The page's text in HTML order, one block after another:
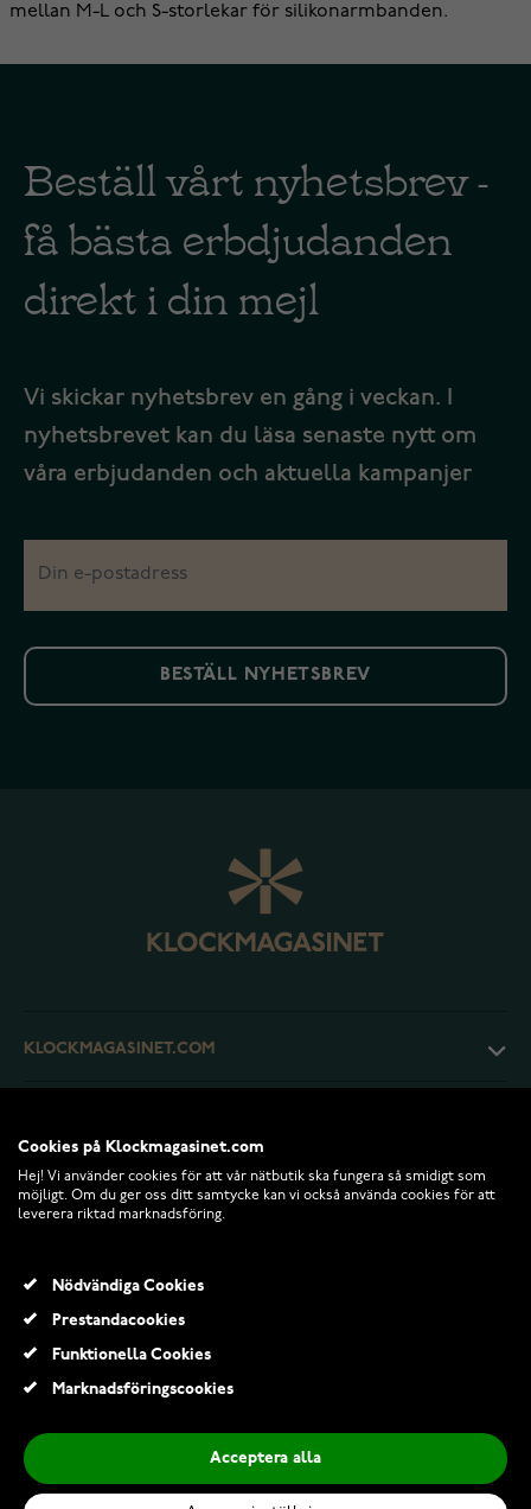
mellan M-L och S-storlekar för silikonarmbanden.
Beställ vårt nyhetsbrev -
få bästa erbdjudanden
direkt i din mejl
Vi skickar nyhetsbrev en gång i veckan. I
nyhetsbrevet kan du läsa senaste nytt om
våra erbjudanden och aktuella kampanjer
BESTÄLL NYHETSBREV
KLOCKMAGASINET.COM
RETURER OCH VILLKOR
Cookies på Klockmagasinet.com
Hej! Vi använder cookies för att vår nätbutik ska fungera så smidigt som
möjligt. Om du ger oss ditt samtycke kan vi också använda cookies för att
leverera riktad marknadsföring.
Nödvändiga Cookies
Prestandacookies
Funktionella Cookies
Marknadsföringscookies
Acceptera alla